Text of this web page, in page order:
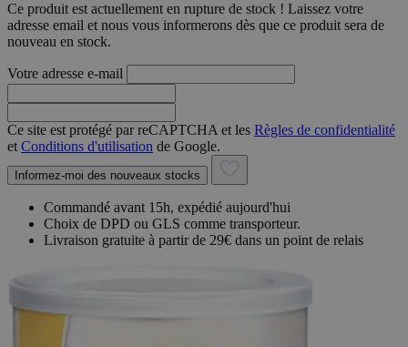
Ce produit est actuellement en rupture de stock ! Laissez votre
adresse email et nous vous informerons dès que ce produit sera de
nouveau en stock.
Votre adresse e-mail
Ce site est protégé par reCAPTCHA et les Règles de confidentialité
et Conditions d'utilisation de Google.
Informez-moi des nouveaux stocks
Commandé avant 15h, expédié aujourd'hui
Choix de DPD ou GLS comme transporteur.
Livraison gratuite à partir de 29€ dans un point de relais